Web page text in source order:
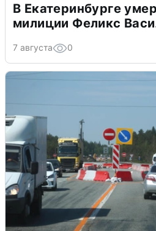
В Екатеринбурге
милиции Феликс
7 августа 0